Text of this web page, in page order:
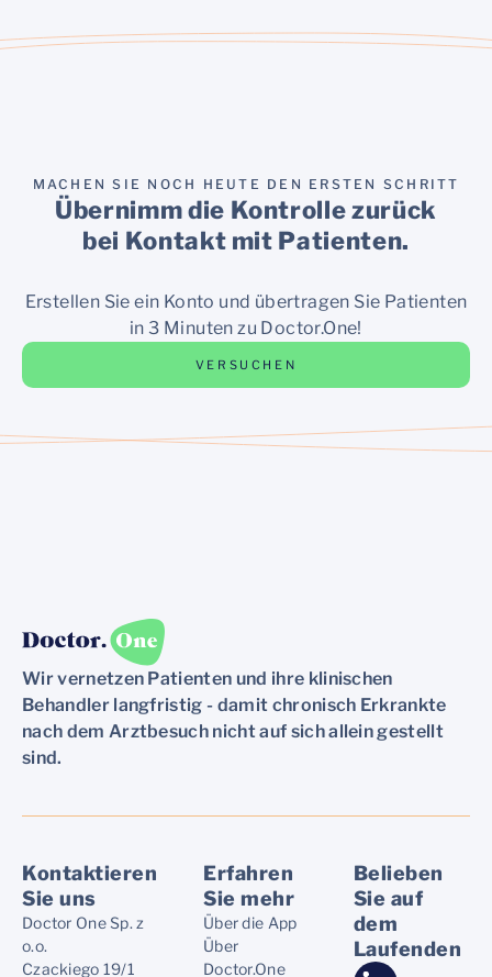
MACHEN SIE NOCH HEUTE DEN ERSTEN SCHRITT
Übernimm die Kontrolle zurück
bei Kontakt mit Patienten.
Erstellen Sie ein Konto und übertragen Sie Patienten
in 3 Minuten zu Doctor.One!
VERSUCHEN
Wir vernetzen Patienten und ihre klinischen
Behandler langfristig - damit chronisch Erkrankte
nach dem Arztbesuch nicht auf sich allein gestellt
sind.
Kontaktieren
Sie uns
Doctor One Sp. z
o.o.
Czackiego 19/1
Erfahren
Sie mehr
Über die App
Über
Doctor.One
Belieben
Sie auf
dem
Laufenden